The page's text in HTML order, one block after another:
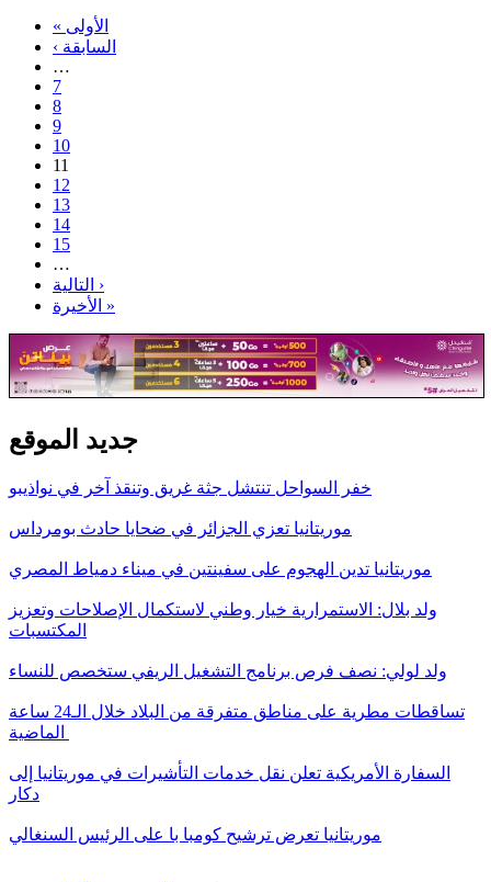
« الأولى
‹ السابقة
…
7
8
9
10
11
12
13
14
15
…
التالية ›
الأخيرة »
جديد الموقع
خفر السواحل تنتشل جثة غريق وتنقذ آخر في نواذيبو
موريتانيا تعزي الجزائر في ضحايا حادث بومرداس
موريتانيا تدين الهجوم على سفينتين في ميناء دمياط المصري
ولد بلال: الاستمرارية خيار وطني لاستكمال الإصلاحات وتعزيز
المكتسبات
ولد لولي: نصف فرص برنامج التشغيل الريفي ستخصص للنساء
تساقطات مطرية على مناطق متفرقة من البلاد خلال الـ24 ساعة
السفارة الأمريكية تعلن نقل خدمات التأشيرات في موريتانيا إلى
دكار
موريتانيا تعرض ترشيح كومبا با على الرئيس السنغالي